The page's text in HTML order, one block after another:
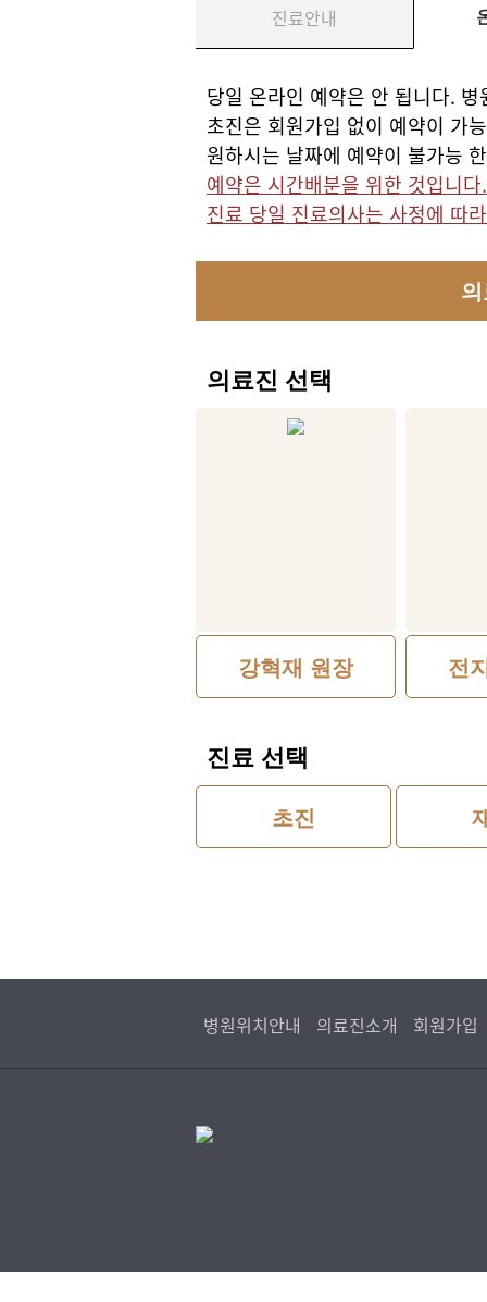
진료안내
당일 온라인 예약은 안 됩니다.
초진은 회원가입 없이 예약이 가
원하시는 날짜에 예약이 불가능
예약은 시간배분을 위한 것입니
진료 당일 진료의사는 사정에 따
의료진 선택
강혁재 원장 전
진료 선택
초진
병원위치안내 의료진소개 회원가입